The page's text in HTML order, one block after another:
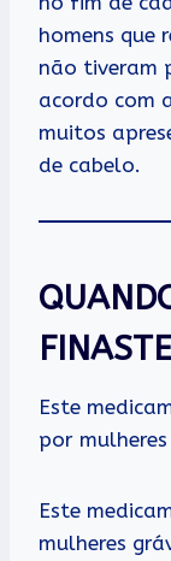
homens que
não tiveram
acordo com
muitos
de cabelo.
Este
por
Este
mulheres